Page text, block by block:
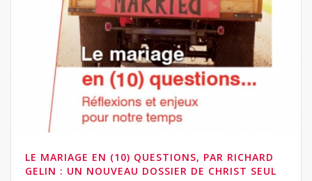
LE MARIAGE EN (10) QUESTIONS, PAR RICHARD
GELIN : UN NOUVEAU DOSSIER DE CHRIST SEUL